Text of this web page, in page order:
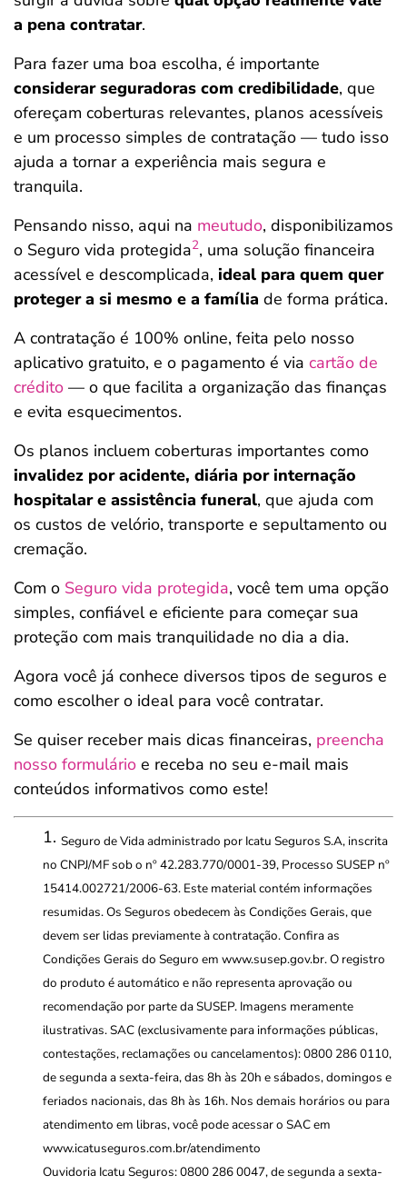
a pena contratar.
Para fazer uma boa escolha, é importante
considerar seguradoras com credibilidade, que
ofereçam coberturas relevantes, planos acessíveis
e um processo simples de contratação — tudo isso
ajuda a tornar a experiência mais segura e
tranquila.
Pensando nisso, aqui na meutudo, disponibilizamos
o Seguro vida protegida2, uma solução financeira
acessível e descomplicada, ideal para quem quer
proteger a si mesmo e a família de forma prática.
A contratação é 100% online, feita pelo nosso
aplicativo gratuito, e o pagamento é via cartão de
crédito — o que facilita a organização das finanças
e evita esquecimentos.
Os planos incluem coberturas importantes como
invalidez por acidente, diária por internação
hospitalar e assistência funeral, que ajuda com
os custos de velório, transporte e sepultamento ou
cremação.
Com o Seguro vida protegida, você tem uma opção
simples, confiável e eficiente para começar sua
proteção com mais tranquilidade no dia a dia.
Agora você já conhece diversos tipos de seguros e
como escolher o ideal para você contratar.
Se quiser receber mais dicas financeiras, preencha
nosso formulário e receba no seu e-mail mais
conteúdos informativos como este!
Seguro de Vida administrado por Icatu Seguros S.A, inscrita
no CNPJ/MF sob o nº 42.283.770/0001-39, Processo SUSEP nº
15414.002721/2006-63. Este material contém informações
resumidas. Os Seguros obedecem às Condições Gerais, que
devem ser lidas previamente à contratação. Confira as
Condições Gerais do Seguro em www.susep.gov.br. O registro
do produto é automático e não representa aprovação ou
recomendação por parte da SUSEP. Imagens meramente
ilustrativas. SAC (exclusivamente para informações públicas,
contestações, reclamações ou cancelamentos): 0800 286 0110,
de segunda a sexta-feira, das 8h às 20h e sábados, domingos e
feriados nacionais, das 8h às 16h. Nos demais horários ou para
atendimento em libras, você pode acessar o SAC em
www.icatuseguros.com.br/atendimento
Ouvidoria Icatu Seguros: 0800 286 0047, de segunda a sexta-